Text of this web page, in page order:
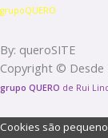
grupoQUERO
By: queroSITE
Copyright © Desde
grupo QUERO de Rui
Cookies são